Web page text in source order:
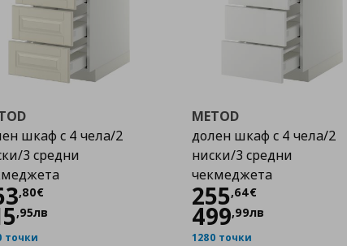
шкаф с 4 чела/2
3 средни
,80€263,80 €
,95лв
точки
METOD
долен шкаф с 4 чела/2
ниски/3 средни
чекмеджета
255,64€
Цена255,64 €
499,99лв
1280 точки